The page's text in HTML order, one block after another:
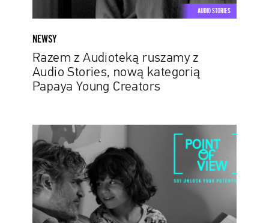
Young
Creators
AUDIO STORIES
NEWSY
Razem z Audioteką ruszamy z
Audio Stories, nową kategorią
Papaya Young Creators
czyli
filmy
okiem
ekspertów.
W
nowym